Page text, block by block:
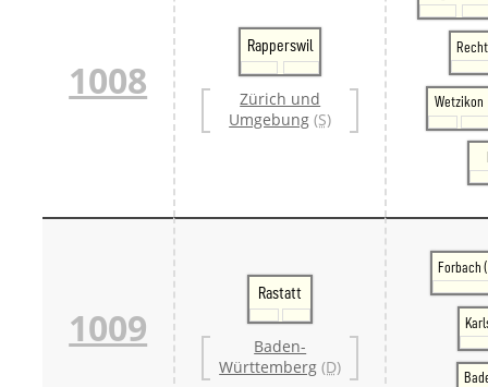
1008
Rapperswil
Zürich und
Umgebung (S)
Wetzikon
1009
Rastatt
Baden-
Württemberg (D)
Forbach